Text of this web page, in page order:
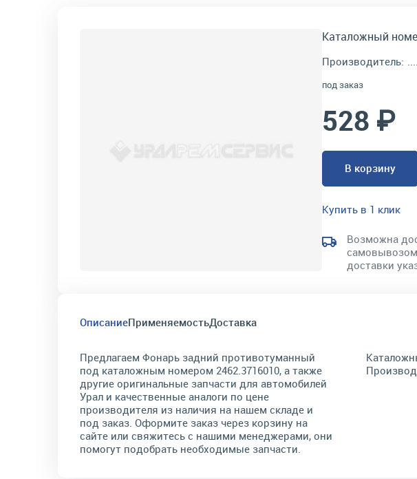
Каталожный
Производитель:
под заказ
528 ₽
В корзину
Купить в 1 клик
Возможна
доставки
ОписаниеПрименяемостьДоставка
Предлагаем Фонарь задний противотуманный
под каталожным номером 2462.3716010, а также
другие оригинальные запчасти для автомобилей
Урал и качественные аналоги по цене
производителя из наличия на нашем складе и
под заказ. Оформите заказ через корзину на
сайте или свяжитесь с нашими менеджерами, они
помогут подобрать необходимые запчасти.